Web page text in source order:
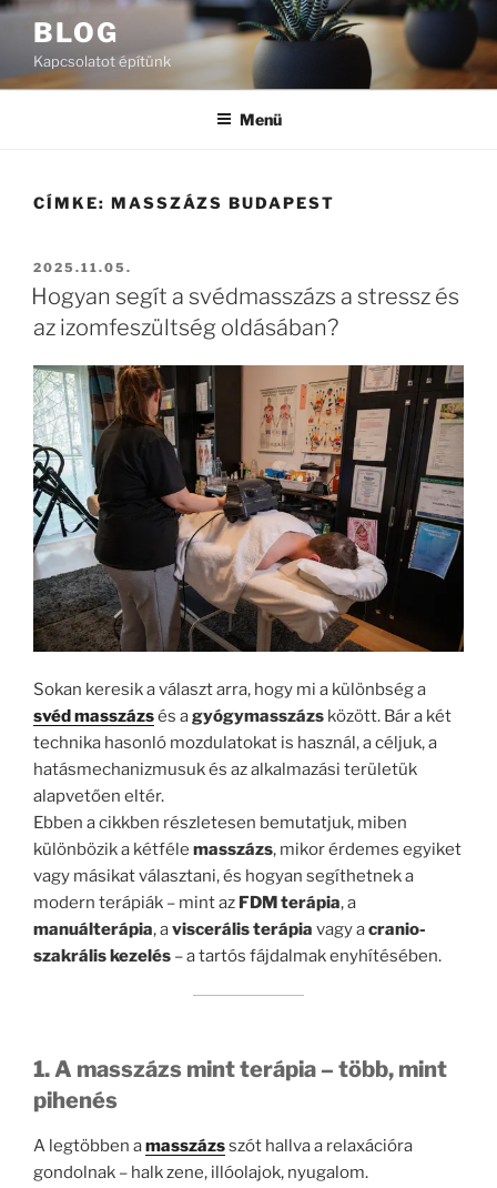
Tartalomhoz
BLOG
Kapcsolatot építünk
Menü
CÍMKE: MASSZÁZS BUDAPEST
BEKÜLDVE:
2025.11.05.
Hogyan segít a svédmasszázs a stressz és
az izomfeszültség oldásában?
Sokan keresik a választ arra, hogy mi a különbség a
svéd masszázsés agyógymasszázs között. Bár a két
technika hasonló mozdulatokat is használ, a céljuk, a
hatásmechanizmusuk és az alkalmazási területük
alapvetően eltér.
Ebben a cikkben részletesen bemutatjuk, miben
különbözik a kétféle masszázs, mikor érdemes egyiket
vagy másikat választani, és hogyan segíthetnek a
modern terápiák – mint az FDM terápia, a
manuálterápia, aviscerális terápia vagy acranio-
szakrális kezelés – a tartós fájdalmak enyhítésében.
1. A masszázs mint terápia – több, mint
pihenés
A legtöbben amasszázsszót hallva a relaxációra
gondolnak – halk zene, illóolajok, nyugalom.